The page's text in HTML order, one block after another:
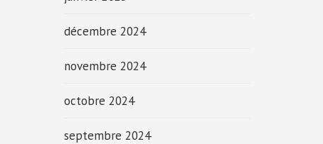
décembre 2024
novembre 2024
octobre 2024
septembre 2024